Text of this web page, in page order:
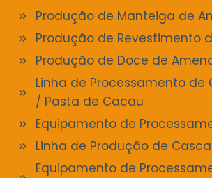
Produção de Manteiga de
Produção de Revestimento
Produção de Doce de
Linha de Processamento de
/ Pasta de Cacau
Equipamento de
Linha de Produção de
Equipamento de